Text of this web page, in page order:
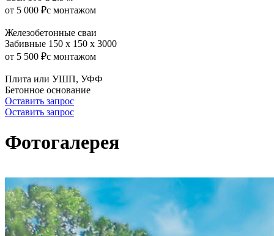
от 5 000 ₽с монтажом
Железобетонные сваи
Забивные 150 x 150 x 3000
от 5 500 ₽с монтажом
Плита или УШП, УФФ
Бетонное основание
Оставить запрос
Оставить запрос
Фотогалерея